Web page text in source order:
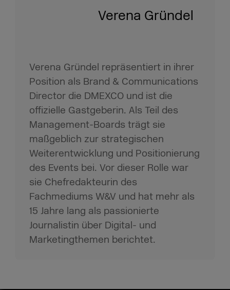
Verena Gründel
Verena Gründel repräsentiert in ihrer
Position als Brand & Communications
Director die DMEXCO und ist die
offizielle Gastgeberin. Als Teil des
Management-Boards trägt sie
maßgeblich zur strategischen
Weiterentwicklung und Positionierung
des Events bei. Vor dieser Rolle war
sie Chefredakteurin des
Fachmediums W&V und hat mehr als
15 Jahre lang als passionierte
Journalistin über Digital- und
Marketingthemen berichtet.